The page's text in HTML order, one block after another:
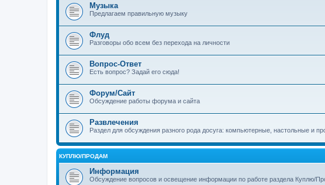
Музыка
Предлагаем правильную музыку
Флуд
Разговоры обо всем без перехода на личности
Вопрос-Ответ
Есть вопрос? Задай его сюда!
Форум/Сайт
Обсуждение работы форума и сайта
Развлечения
Раздел для обсуждения разного рода досуга: компьютерные, настольные и
КУПЛЮ/ПРОДАМ
Информация
Обсуждение вопросов и освещение информации по работе раздела Куплю/